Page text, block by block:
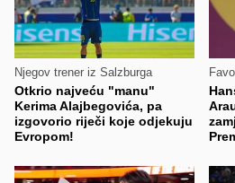
Njegov trener iz Salzburga
Otkrio najveću "manu"
Kerima Alajbegovića, pa
izgovorio riječi koje odjekuju
Evropom!